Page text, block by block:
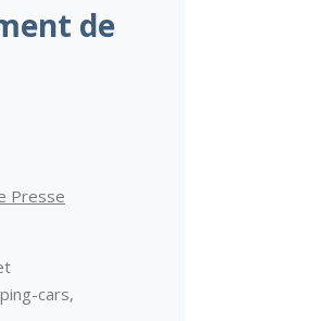
de
Presse
cars,